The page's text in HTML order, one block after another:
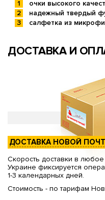
очки высокого
надежный твердый
салфетка из
ДОСТАВКА И
ДОСТАВКА НОВОЙ
Скорость доставки в
Украине фиксируется
1-3 календарных дней.
Стоимость - по тарифам